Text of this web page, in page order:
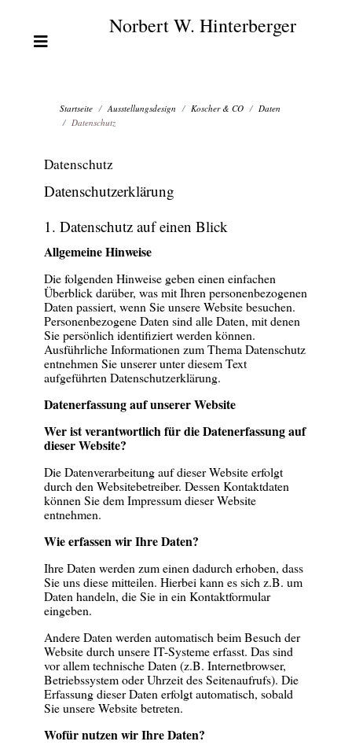
Norbert W. Hinterberger
Startseite Ausstellungsdesign Koscher & CO
Daten
Datenschutz
Datenschutz
Datenschutzerklärung
1. Datenschutz auf einen Blick
Allgemeine Hinweise
Die folgenden Hinweise geben einen einfachen
Überblick darüber, was mit Ihren personenbezogenen
Daten passiert, wenn Sie unsere Website besuchen.
Personenbezogene Daten sind alle Daten, mit denen
Sie persönlich identifiziert werden können.
Ausführliche Informationen zum Thema Datenschutz
entnehmen Sie unserer unter diesem Text
aufgeführten Datenschutzerklärung.
Datenerfassung auf unserer Website
Wer ist verantwortlich für die Datenerfassung auf
dieser Website?
Die Datenverarbeitung auf dieser Website erfolgt
durch den Websitebetreiber. Dessen Kontaktdaten
können Sie dem Impressum dieser Website
entnehmen.
Wie erfassen wir Ihre Daten?
Ihre Daten werden zum einen dadurch erhoben, dass
Sie uns diese mitteilen. Hierbei kann es sich z.B. um
Daten handeln, die Sie in ein Kontaktformular
eingeben.
Andere Daten werden automatisch beim Besuch der
Website durch unsere IT-Systeme erfasst. Das sind
vor allem technische Daten (z.B. Internetbrowser,
Betriebssystem oder Uhrzeit des Seitenaufrufs). Die
Erfassung dieser Daten erfolgt automatisch, sobald
Sie unsere Website betreten.
Wofür nutzen wir Ihre Daten?